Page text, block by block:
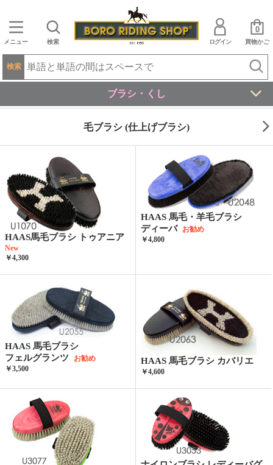
メニュー 検索 ログイン 買物かご
0
検索
ブラシ・くし
毛ブラシ (仕上げブラシ)
HAAS馬毛ブラシ トゥアニア
New
￥4,300
HAAS 馬毛・羊毛ブラシ
ディーバ
お勧め
￥4,800
HAAS 馬毛ブラシ
フェルグランツ
お勧め
￥3,500
HAAS 馬毛ブラシ カバリエ
￥4,600